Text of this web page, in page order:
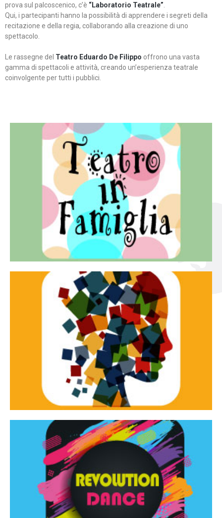
prova sul palcoscenico, c’è “Laboratorio Teatrale”
Qui, i partecipanti hanno la possibilità di apprendere i segreti della
recitazione e della regia, collaborando alla creazione di uno
spettacolo.
Le rassegne del Teatro Eduardo De Filippo offrono una vasta
gamma di spettacoli e attività, creando un’esperienza teatrale
coinvolgente per tutti i pubblici.
Teatro in famiglia
Teatro In Famiglia è una rassegna di teatro concepita
per far condividere e godere del teatro all’intera
famiglia.
Continua
Tracce dinamiche
Tracce Dinamiche è una rassegna di teatro
d’innovazione e sperimentale.
Continua
Revolution Dance
Rassegna di danza contemporanea – I Edizione